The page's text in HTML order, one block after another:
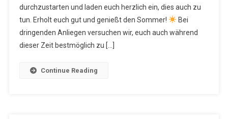
durchzustarten und laden euch herzlich ein, dies auch zu
tun. Erholt euch gut und genießt den Sommer!
Bei
dringenden Anliegen versuchen wir, euch auch während
dieser Zeit bestmöglich zu […]
Continue Reading